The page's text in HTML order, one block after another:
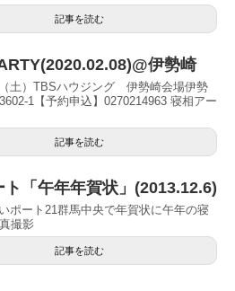
記事を読む
伊勢崎
土）TBSハウジング 伊勢崎会場伊勢
1【予約申込】0270214963 寝相アー
記事を読む
ト「午年年賀状」(2013.12.6)
ポート21群馬中央で年賀状に午年の寝
撮影
記事を読む